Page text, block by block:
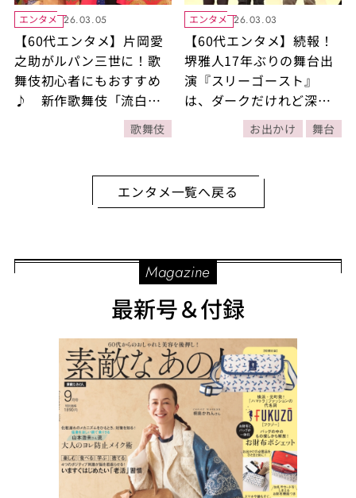
エンタメ 26.03.05
【60代エンタメ】片岡愛
之助がルパン三世に！歌
舞伎初心者にもおすすめ
♪ 新作歌舞伎「流白浪
燦星（ルパン三世）碧翠
の麗城（へきすいのれい
をレポート！
歌舞伎
エンタメ 26.03.03
【60代エンタメ】続報！
堺雅人17年ぶりの舞台出
演『スリーゴースト』
は、ダークだけれど深い
味わいのストーリー。
「どんな人間にも三人の
描く！
お出かけ 舞台
エンタメ一覧へ戻る
Magazine
最新号＆付録